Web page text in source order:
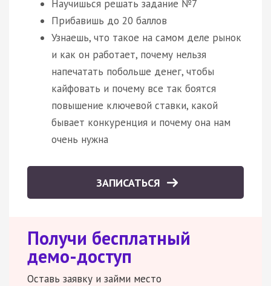
Научишься решать задание №7
Прибавишь до 20 баллов
Узнаешь, что такое на самом деле рынок
и как он работает, почему нельзя
напечатать побольше денег, чтобы
кайфовать и почему все так боятся
повышение ключевой ставки, какой
бывает конкуренция и почему она нам
очень нужна
ЗАПИСАТЬСЯ
Получи бесплатный
демо-доступ
Оставь заявку и займи место